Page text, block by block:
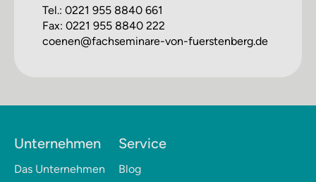
Tel.: 0221 955 8840 661
Fax: 0221 955 8840 222
coenen@fachseminare-von-fuerstenberg.de
Unternehmen
Das Unternehmen
Service
Blog